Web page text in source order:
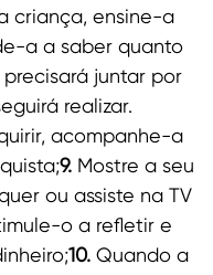
criança, ensine-a
a a saber quanto
juntar por
realizar.
acompanhe-a
9. Mostre a seu
ou assiste na TV
o a refletir e
10. Quando a